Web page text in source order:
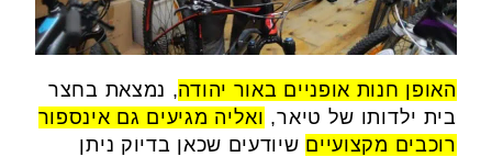
האופן חנות אופניים באור יהודה, נמצאת בחצר
בית ילדותו של טיאר, ואליה מגיעים גם אינספור
רוכבים מקצועיים שיודעים שכאן בדיוק ניתן